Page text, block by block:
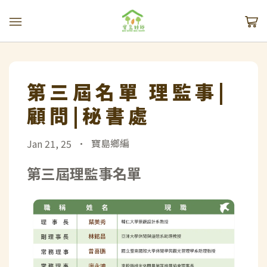
第三屆名單 理監事|
顧問|秘書處
Jan 21, 25 • 寶島鄉編
第三屆理監事名單